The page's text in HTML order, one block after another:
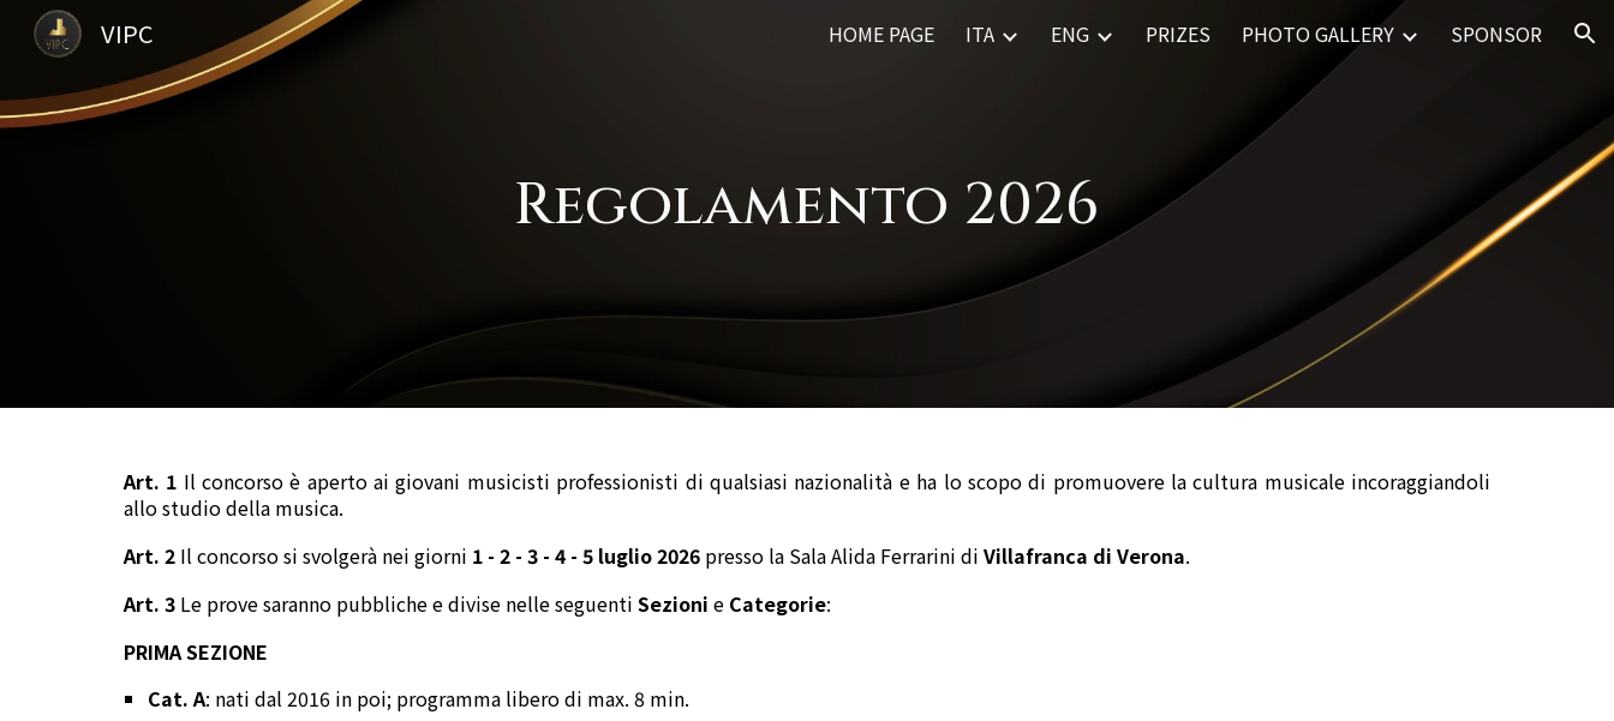
Skip to navigation
VIPC HOME PAGE ITA ENG PRIZES PHOTO GALLERY SPONSOR
Regolamento 2026
Art. 1 Il concorso è aperto ai giovani musicisti professionisti di qualsiasi nazionalità e ha lo scopo di promuovere la cultura musicale incoraggiandoli
allo studio della musica.
Art. 2Il concorso si svolgerà nei giorni 1 - 2 - 3 - 4 - 5 luglio 2026presso la Sala Alida Ferrarini di Villafranca di Verona.
Art. 3Le prove saranno pubbliche e divise nelle seguenti Sezioni e Categorie:
PRIMA SEZIONE
Cat. A: nati dal 2016 in poi; programma libero di max. 8 min.